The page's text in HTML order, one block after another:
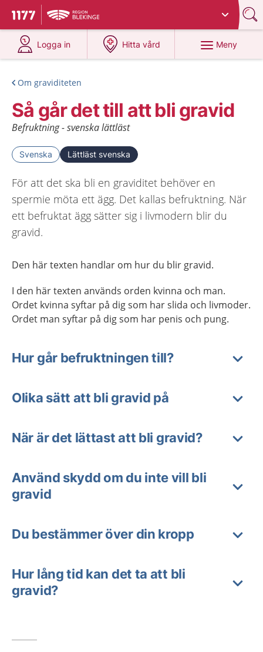
Till startsidan för 1177
Du har valt region
Logga in
på 1177.se
Hitta vård
på 1177.se
Meny
Om graviditeten
Så går det till att bli gravid
Befruktning - svenska lättläst
Svenska Lättläst svenska
För att det ska bli en graviditet behöver en
spermie möta ett ägg. Det kallas befruktning. När
ett befruktat ägg sätter sig i livmodern blir du
gravid.
Den här texten handlar om hur du blir gravid.
I den här texten används orden kvinna och man.
Ordet kvinna syftar på dig som har slida och livmoder.
Ordet man syftar på dig som har penis och pung.
Hur går befruktningen till?
Olika sätt att bli gravid på
När är det lättast att bli gravid?
Använd skydd om du inte vill bli
gravid
Du bestämmer över din kropp
Hur lång tid kan det ta att bli
gravid?